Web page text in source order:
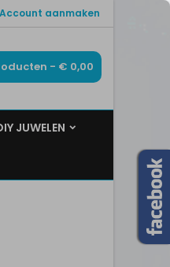
Account aanmaken
- € 0,00
JUWELEN